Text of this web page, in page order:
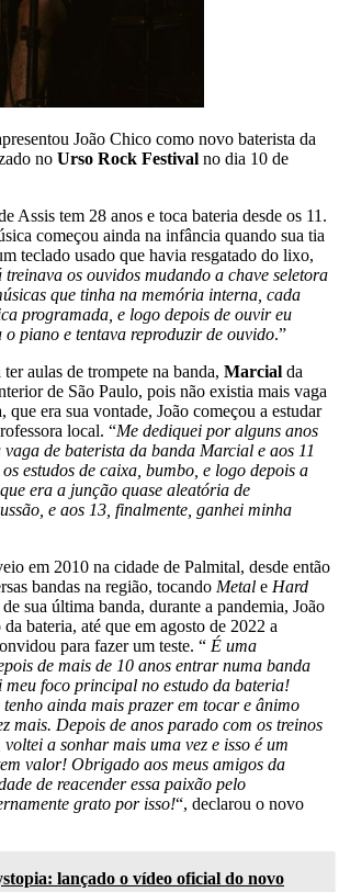
João Chico como novo baterista da
no Urso Rock Festival no dia 10 de
Assis tem 28 anos e toca bateria desde os 11.
começou ainda na infância quando sua tia
teclado usado que havia resgatado do lixo,
treinava os ouvidos mudando a chave seletora
que tinha na memória interna, cada
programada, e logo depois de ouvir eu
piano e tentava reproduzir de ouvido.”
aulas de trompete na banda, Marcial da
de São Paulo, pois não existia mais vaga
que era sua vontade, João começou a estudar
local. “Me dediquei por alguns anos
de baterista da banda Marcial e aos 11
estudos de caixa, bumbo, e logo depois a
era a junção quase aleatória de
e aos 13, finalmente, ganhei minha
em 2010 na cidade de Palmital, desde então
bandas na região, tocando Metal e Hard
sua última banda, durante a pandemia, João
bateria, até que em agosto de 2022 a
para fazer um teste. “ É uma
de mais de 10 anos entrar numa banda
meu foco principal no estudo da bateria!
tenho ainda mais prazer em tocar e ânimo
mais. Depois de anos parado com os treinos
a sonhar mais uma vez e isso é um
valor! Obrigado aos meus amigos da
de reacender essa paixão pelo
grato por isso!“, declarou o novo
lançado o vídeo oficial do novo